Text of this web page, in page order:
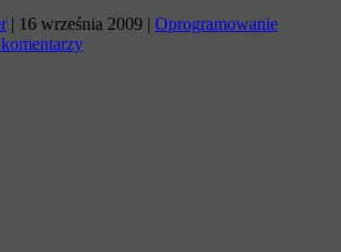
| 16 września 2009 | Oprogramowanie